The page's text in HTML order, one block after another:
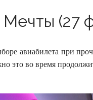
(27
авиабилета при
это во время